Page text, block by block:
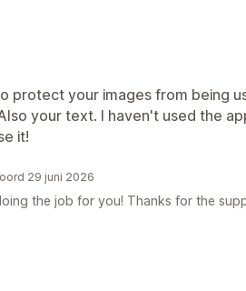
protect your images from being
your text. I haven't used the
it!
29 juni 2026
the job for you! Thanks for the